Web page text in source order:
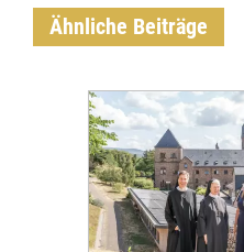
Ähnliche Beiträge